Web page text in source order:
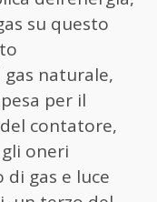
su questo
gas naturale,
per il
contatore,
oneri
gas e luce